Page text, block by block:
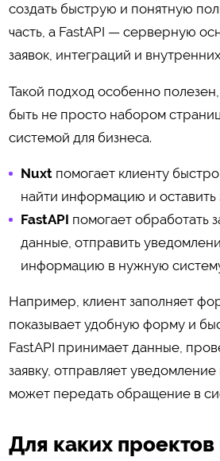
создать быструю и понятную
часть, а FastAPI — серверную
заявок, интеграций и
Такой подход особенно
быть не просто набором
системой для бизнеса.
Nuxtпомогает клиенту
найти информацию и оставить
FastAPI помогает обработать
данные, отправить
информацию в нужную
Например, клиент заполняет
показывает удобную форму и
FastAPI принимает данные,
заявку, отправляет
может передать обращение в
Для каких проектов